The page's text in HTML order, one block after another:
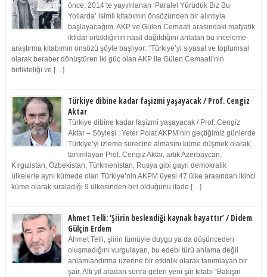
önce, 2014’te yayımlanan ‘Paralel Yürüdük Biz Bu
Yollarda’ isimli kitabımın önsözünden bir alıntıyla
başlayacağım. AKP ve Gülen Cemaati arasındaki mafyatik
iktidar ortaklığının nasıl dağıldığını anlatan bu inceleme-
araştırma kitabımın önsözü şöyle başlıyor: “Türkiye’yi siyasal ve toplumsal
olarak beraber dönüştüren iki güç olan AKP ile Gülen Cemaati’nin
birlikteliği ve […]
Türkiye dibine kadar faşizmi yaşayacak / Prof. Cengiz
Aktar
Türkiye dibine kadar faşizmi yaşayacak / Prof. Cengiz
Aktar – Söyleşi : Yeter Polat AKPM’nin geçtiğimiz günlerde
Türkiye’yi izleme sürecine almasını küme düşmek olarak
tanımlayan Prof. Cengiz Aktar, artık Azerbaycan,
Kırgızistan, Özbekistan, Türkmenistan, Rusya gibi gayri demokratik
ülkelerle aynı kümede olan Türkiye’nin AKPM üyesi 47 ülke arasından ikinci
küme olarak sıraladığı 9 ülkesinden biri olduğunu ifade […]
Ahmet Telli: ‘Şiirin beslendiği kaynak hayattır’ / Didem
Gülçin Erdem
Ahmet Telli, şiirin tümüyle duygu ya da düşünceden
oluşmadığını vurgulayan, bu edebi türü anlama değil
anlamlandırma üzerine bir etkinlik olarak tanımlayan bir
şair. Altı yıl aradan sonra gelen yeni şiir kitabı “Bakışın